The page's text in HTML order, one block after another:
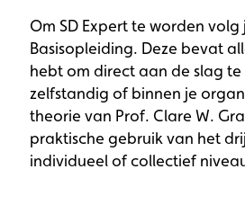
Om SD Expert te worden volg
Basisopleiding. Deze bevat
hebt om direct aan de slag
zelfstandig of binnen je
theorie van Prof. Clare W.
praktische gebruik van het
individueel of collectief